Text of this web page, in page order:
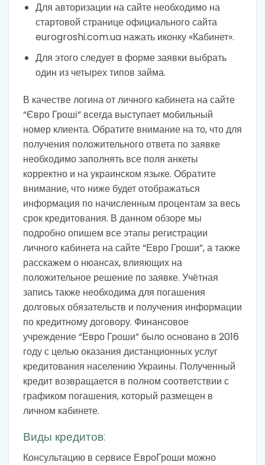
Для авторизации на сайте необходимо на
стартовой странице официального сайта
eurogroshi.com.ua нажать иконку «Кабинет».
Для этого следует в форме заявки выбрать
один из четырех типов займа.
В качестве логина от личного кабинета на сайте
“Євро Гроші” всегда выступает мобильный
номер клиента. Обратите внимание на то, что для
получения положительного ответа по заявке
необходимо заполнять все поля анкеты
корректно и на украинском языке. Обратите
внимание, что ниже будет отображаться
информация по начисленным процентам за весь
срок кредитования. В данном обзоре мы
подробно опишем все этапы регистрации
личного кабинета на сайте “Евро Гроши”, а также
расскажем о нюансах, влияющих на
положительное решение по заявке. Учётная
запись также необходима для погашения
долговых обязательств и получения информации
по кредитному договору. Финансовое
учреждение “Евро Гроши” было основано в 2016
году с целью оказания дистанционных услуг
кредитования населению Украины. Полученный
кредит возвращается в полном соответствии с
графиком погашения, который размещен в
личном кабинете.
Виды кредитов:
Консультацию в сервисе ЕвроГроши можно